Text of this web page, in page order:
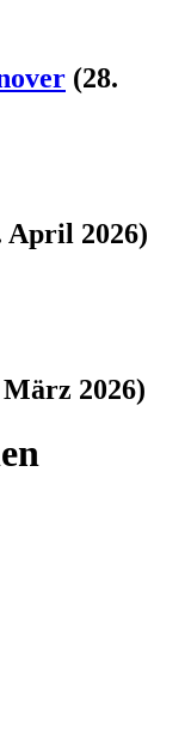
(28.
April 2026)
März 2026)